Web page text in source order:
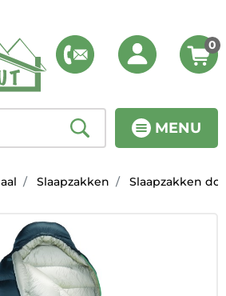
MENU
0
Slaapzakken Slaapzakken